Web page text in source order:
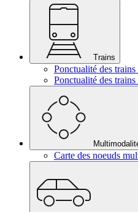
Trains
Ponctualité des
Ponctualité des trains
Carte des noeuds